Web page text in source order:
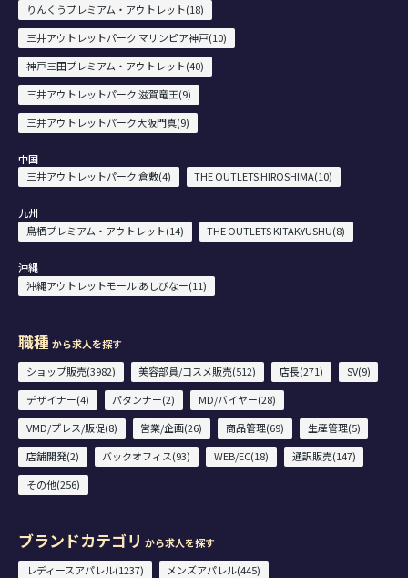
りんくうプレミアム・アウトレット(18)
三井アウトレットパーク マリンピア神戸(10)
神戸三田プレミアム・アウトレット(40)
三井アウトレットパーク 滋賀竜王(9)
三井アウトレットパーク大阪門真(9)
中国
三井アウトレットパーク 倉敷(4)
THE OUTLETS HIROSHIMA(10)
九州
鳥栖プレミアム・アウトレット(14)
THE OUTLETS KITAKYUSHU(8)
沖縄
沖縄アウトレットモール あしびなー(11)
職種 から求人を探す
ショップ販売(3982)
美容部員/コスメ販売(512) 店長(271)
SV(9)
デザイナー(4)
パタンナー(2)
MD/バイヤー(28)
VMD/プレス/販促(8)
営業/企画(26) 商品管理(69)
生産管理(5)
店舗開発(2)
バックオフィス(93) WEB/EC(18)
通訳販売(147)
その他(256)
ブランドカテゴリ から求人を探す
レディースアパレル(1237)
メンズアパレル(445)